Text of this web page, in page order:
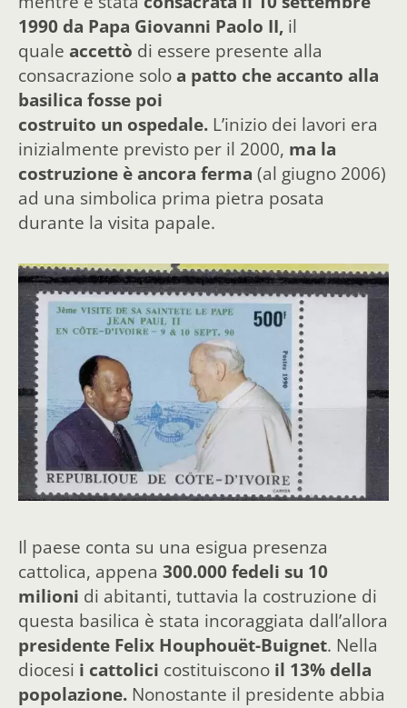
1990 da Papa Giovanni Paolo II, il
quale accettò di essere presente alla
consacrazione solo a patto che accanto alla
basilica fosse poi
costruito un ospedale. L’inizio dei lavori era
inizialmente previsto per il 2000, ma la
costruzione è ancora ferma (al giugno 2006)
ad una simbolica prima pietra posata
durante la visita papale.
Il paese conta su una esigua presenza
cattolica, appena 300.000 fedeli su 10
milioni di abitanti, tuttavia la costruzione di
questa basilica è stata incoraggiata dall’allora
presidente Felix Houphouët-Buignet. Nella
diocesi i cattolici costituiscono il 13% della
popolazione. Nonostante il presidente abbia